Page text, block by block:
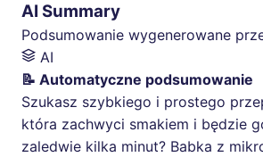
AI Summary
Podsumowanie wygenerowane
AI
📝 Automatyczne podsumowanie
Szukasz szybkiego i prostego
która zachwyci smakiem i będzie
zaledwie kilka minut? Babka z